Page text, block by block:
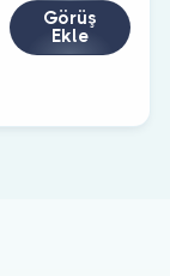
Görüş
Ekle